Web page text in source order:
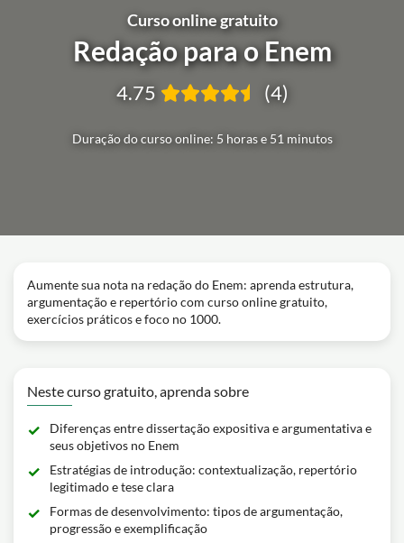
Curso online gratuito
Redação para o Enem
Duração do curso online: 5 horas e 51 minutos
4.75 (4)
Aumente sua nota na redação do Enem: aprenda estrutura,
argumentação e repertório com curso online gratuito,
exercícios práticos e foco no 1000.
Neste curso gratuito, aprenda sobre
Diferenças entre dissertação expositiva e argumentativa e
seus objetivos no Enem
Estratégias de introdução: contextualização, repertório
legitimado e tese clara
Formas de desenvolvimento: tipos de argumentação,
progressão e exemplificação